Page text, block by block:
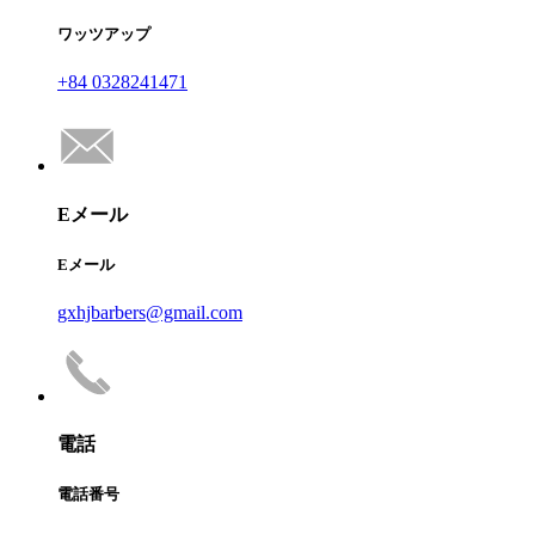
ワッツアップ
+84 0328241471
Eメール
Eメール
gxhjbarbers@gmail.com
電話
電話番号